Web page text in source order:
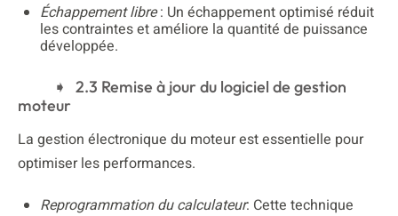
Échappement libre: Un échappement optimisé réduit
les contraintes et améliore la quantité de puissance
développée.
2.3 Remise à jour du logiciel de gestion
moteur
La gestion électronique du moteur est essentielle pour
optimiser les performances.
Reprogrammation du calculateur: Cette technique